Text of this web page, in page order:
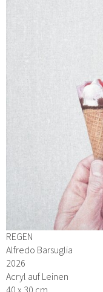
REGEN
Alfredo Barsuglia
2026
Acryl auf Leinen
40 x 30 cm